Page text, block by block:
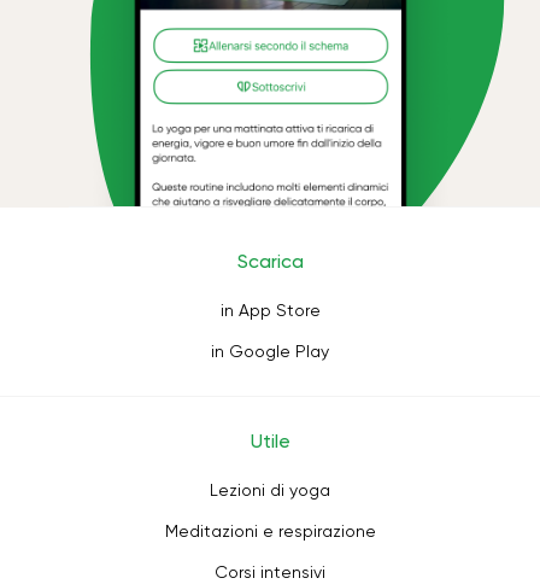
Scarica
in App Store
in Google Play
Utile
Lezioni di yoga
Meditazioni e respirazione
Corsi intensivi